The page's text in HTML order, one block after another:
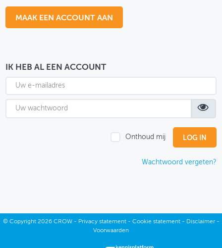
THEMASITES
MIJN PROFIEL
GEBRUIKER
MAAK EEN ACCOUNT AAN
IK HEB AL EEN ACCOUNT
Onthoud mij
Wachtwoord vergeten?
© Copyright2026 CROW - Privacy statement- Cookie statement- Disclaimer-
Voorwaarden